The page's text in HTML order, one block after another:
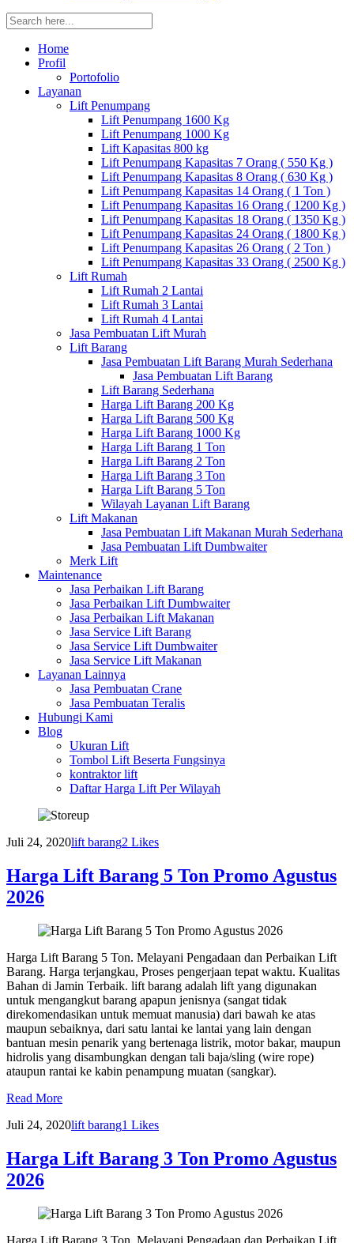
Home
Profil
Portofolio
Layanan
Lift Penumpang
Lift Penumpang 1600 Kg
Lift Penumpang 1000 Kg
Lift Kapasitas 800 kg
Lift Penumpang Kapasitas 7 Orang ( 550 Kg )
Lift Penumpang Kapasitas 8 Orang ( 630 Kg )
Lift Penumpang Kapasitas 14 Orang ( 1 Ton )
Lift Penumpang Kapasitas 16 Orang ( 1200 Kg )
Lift Penumpang Kapasitas 18 Orang ( 1350 Kg )
Lift Penumpang Kapasitas 24 Orang ( 1800 Kg )
Lift Penumpang Kapasitas 26 Orang ( 2 Ton )
Lift Penumpang Kapasitas 33 Orang ( 2500 Kg )
Lift Rumah
Lift Rumah 2 Lantai
Lift Rumah 3 Lantai
Lift Rumah 4 Lantai
Jasa Pembuatan Lift Murah
Lift Barang
Jasa Pembuatan Lift Barang Murah Sederhana
Jasa Pembuatan Lift Barang
Lift Barang Sederhana
Harga Lift Barang 200 Kg
Harga Lift Barang 500 Kg
Harga Lift Barang 1000 Kg
Harga Lift Barang 1 Ton
Harga Lift Barang 2 Ton
Harga Lift Barang 3 Ton
Harga Lift Barang 5 Ton
Wilayah Layanan Lift Barang
Lift Makanan
Jasa Pembuatan Lift Makanan Murah Sederhana
Jasa Pembuatan Lift Dumbwaiter
Merk Lift
Maintenance
Jasa Perbaikan Lift Barang
Jasa Perbaikan Lift Dumbwaiter
Jasa Perbaikan Lift Makanan
Jasa Service Lift Barang
Jasa Service Lift Dumbwaiter
Jasa Service Lift Makanan
Layanan Lainnya
Jasa Pembuatan Crane
Jasa Pembuatan Teralis
Hubungi Kami
Blog
Ukuran Lift
Tombol Lift Beserta Fungsinya
kontraktor lift
Daftar Harga Lift Per Wilayah
Juli 24, 2020lift barang2 Likes
Harga Lift Barang 5 Ton Promo Agustus
2026
Harga Lift Barang 5 Ton. Melayani Pengadaan dan Perbaikan Lift
Barang. Harga terjangkau, Proses pengerjaan tepat waktu. Kualitas
Bahan di Jamin Terbaik. lift barang adalah lift yang digunakan
untuk mengangkut barang apapun jenisnya (sangat tidak
direkomendasikan untuk memuat manusia) dari bawah ke atas
maupun sebaiknya, dari satu lantai ke lantai yang lain dengan
bantuan mesin penarik yang bertenaga listrik, motor bakar, maupun
hidrolis yang disambungkan dengan tali baja/sling (wire rope)
ataupun rantai ke kabin penampung muatan (sangkar).
Read More
Juli 24, 2020lift barang1 Likes
Harga Lift Barang 3 Ton Promo Agustus
2026
Harga Lift Barang 3 Ton. Melayani Pengadaan dan Perbaikan Lift